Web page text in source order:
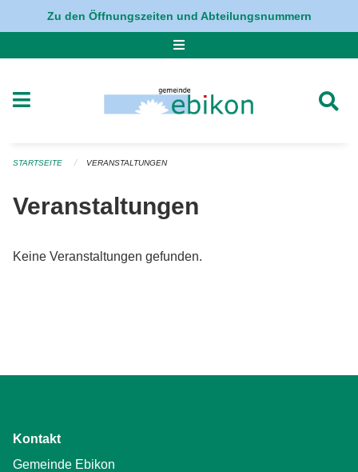
Navigation überspringen
Zu den Öffnungszeiten und Abteilungsnummern
STARTSEITE VERANSTALTUNGEN
Veranstaltungen
Keine Veranstaltungen gefunden.
Kontakt
Gemeinde Ebikon